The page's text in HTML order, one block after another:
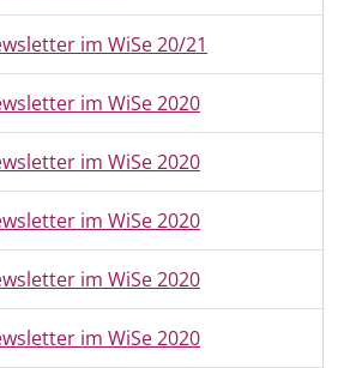
im WiSe 20/21
im WiSe 2020
im WiSe 2020
im WiSe 2020
im WiSe 2020
im WiSe 2020